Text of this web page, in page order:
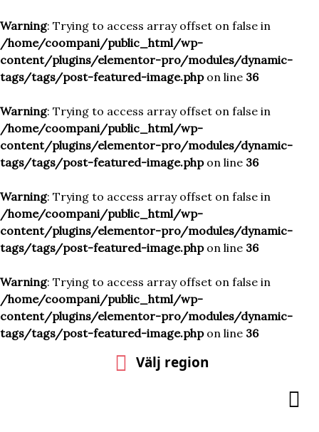
Warning: Trying to access array offset on false in
/home/coompani/public_html/wp-
content/plugins/elementor-pro/modules/dynamic-
tags/tags/post-featured-image.phpon line 36
Warning: Trying to access array offset on false in
/home/coompani/public_html/wp-
content/plugins/elementor-pro/modules/dynamic-
tags/tags/post-featured-image.phpon line 36
Warning: Trying to access array offset on false in
/home/coompani/public_html/wp-
content/plugins/elementor-pro/modules/dynamic-
tags/tags/post-featured-image.phpon line 36
Warning: Trying to access array offset on false in
/home/coompani/public_html/wp-
content/plugins/elementor-pro/modules/dynamic-
tags/tags/post-featured-image.phpon line 36
Välj region